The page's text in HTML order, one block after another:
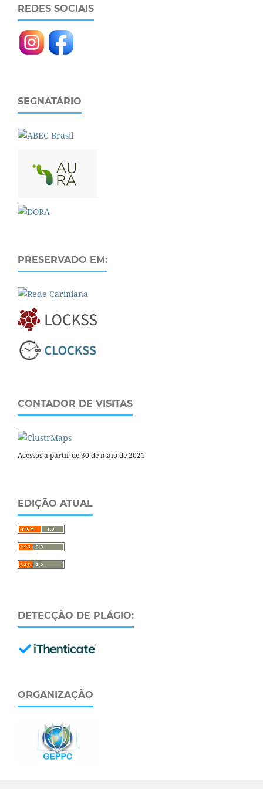
REDES SOCIAIS
SEGNATÁRIO
PRESERVADO EM:
CONTADOR DE VISITAS
Acessos a partir de 30 de maio de 2021
EDIÇÃO ATUAL
DETECÇÃO DE PLÁGIO:
ORGANIZAÇÃO